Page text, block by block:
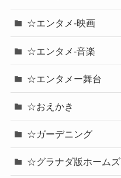
☆エンタメ-映画
☆エンタメ-音楽
☆エンタメー舞台
☆おえかき
☆ガーデニング
☆グラナダ版ホームズ